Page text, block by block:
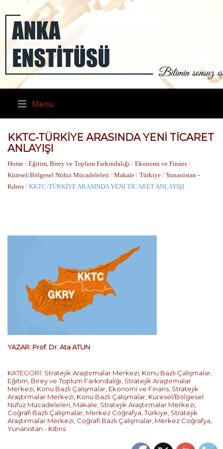
Menu
KKTC-TÜRKİYE ARASINDA YENİ TİCARET
ANLAYIŞI
Home / Eğitim, Birey ve Toplum Farkındalığı / Ekonomi ve Finans /
Küresel/Bölgesel Nüfuz Mücadeleleri / Makale / Türkiye / Yunanistan -
Kıbrıs / KKTC-TÜRKİYE ARASINDA YENİ TİCARET ANLAYIŞI
YAZAR: Prof. Dr. Ata ATUN
KATEGORİ: Stratejik Araştırmalar Merkezi Konu Bazlı Çalışmalar
Eğitim, Birey ve Toplum Farkındalığı Stratejik Araştırmalar
Merkezi Konu Bazlı Çalışmalar Ekonomi ve Finans Stratejik
Araştırmalar Merkezi Konu Bazlı Çalışmalar Küresel/Bölgesel
Nüfuz Mücadeleleri Makale Stratejik Araştırmalar Merkezi
Coğrafi Bazlı Çalışmalar Merkez Coğrafya ,Türkiye Stratejik
Araştırmalar Merkezi Coğrafi Bazlı Çalışmalar Merkez Coğrafya
Yunanistan - Kıbrıs